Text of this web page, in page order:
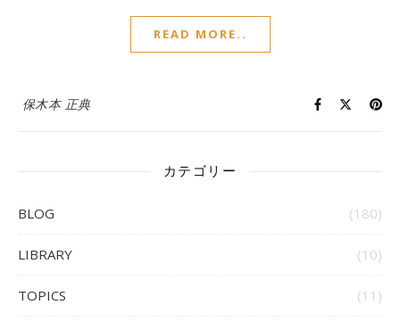
READ MORE..
保木本 正典
カテゴリー
BLOG (180)
LIBRARY (10)
TOPICS (11)